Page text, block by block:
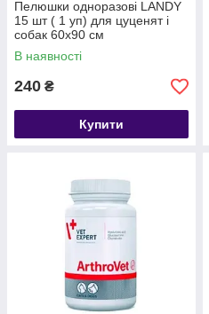
Пелюшки одноразові LANDY
15 шт ( 1 уп) для цуценят і
собак 60х90 см
В наявності
240 ₴
Купити